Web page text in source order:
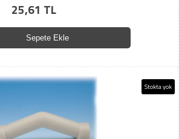
25,61 TL
Sepete Ekle
Stokta yok